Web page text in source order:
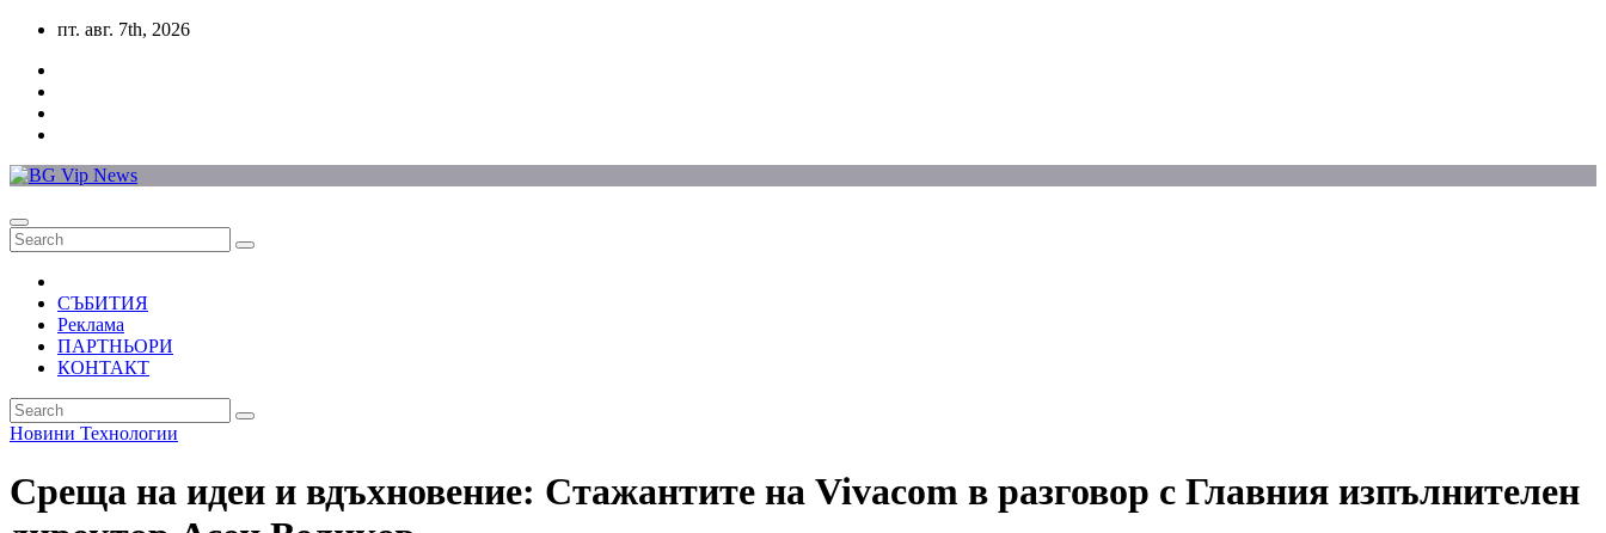
Skip
content
пт. авг. 7th, 2026
СЪБИТИЯ
Реклама
ПАРТНЬОРИ
КОНТАКТ
Новини Технологии
Среща на идеи и вдъхновение: Стажантите на Vivacom в разговор с Главния изпълнителен